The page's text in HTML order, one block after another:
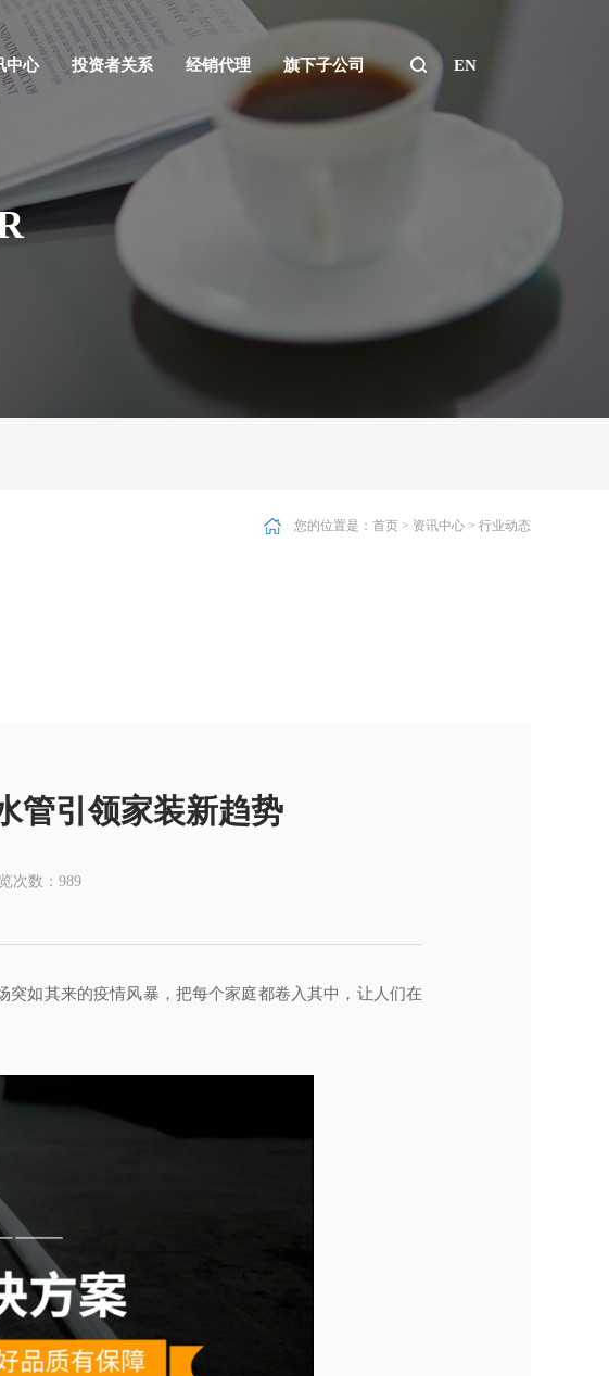
中心 投资者关系 经销代理 旗下子公司 EN
您的位置是： 首页 > 资讯中心 > 行业动态
管引领家装新趋势
次数：989
如其来的疫情风暴，把每个家庭都卷入其中，让人们在